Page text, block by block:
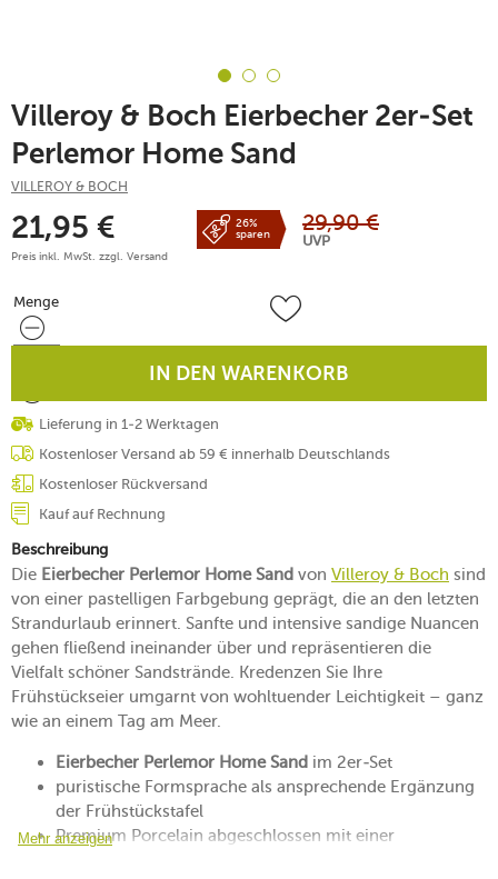
Villeroy & Boch Eierbecher 2er-Set
Perlemor Home Sand
VILLEROY & BOCH
21,95 €
Preis inkl. MwSt. zzgl. Versand
26%
sparen
29,90 €
UVP
Menge
Menge
IN DEN WARENKORB
Lieferung in 1-2 Werktagen
Kostenloser Versand ab 59 € innerhalb Deutschlands
Kostenloser Rückversand
Kauf auf Rechnung
Beschreibung
Die Eierbecher Perlemor Home Sand von Villeroy & Boch sind
von einer pastelligen Farbgebung geprägt, die an den letzten
Strandurlaub erinnert. Sanfte und intensive sandige Nuancen
gehen fließend ineinander über und repräsentieren die
Vielfalt schöner Sandstrände. Kredenzen Sie Ihre
Frühstückseier umgarnt von wohltuender Leichtigkeit – ganz
wie an einem Tag am Meer.
Eierbecher Perlemor Home Sand im 2er-Set
puristische Formsprache als ansprechende Ergänzung
der Frühstückstafel
Premium Porcelain abgeschlossen mit einer
Mehr anzeigen